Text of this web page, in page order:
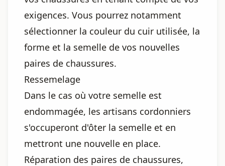
exigences. Vous pourrez notamment
sélectionner la couleur du cuir utilisée, la
forme et la semelle de vos nouvelles
paires de chaussures.
Ressemelage
Dans le cas où votre semelle est
endommagée, les artisans cordonniers
s'occuperont d'ôter la semelle et en
mettront une nouvelle en place.
Réparation des paires de chaussures,